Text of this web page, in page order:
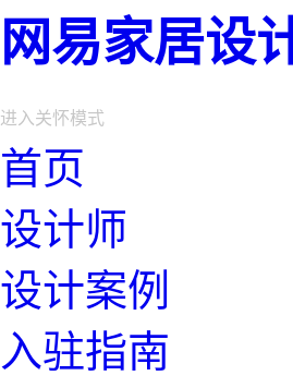
网易家居设
进入关怀模式
首页
设计师
设计案例
入驻指南